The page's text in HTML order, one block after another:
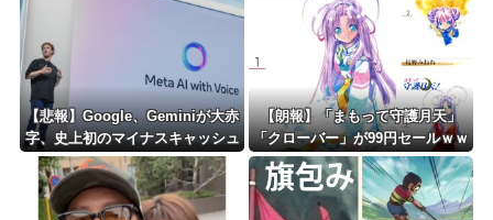
い」東名高速で続いた約1.7キロ
【悲報】Google、Geminiが大赤
字、史上初のマイナスキャッシュ
フローに陥る・・・
【朗報】「まもって守護月天」
「クローバー」が99円セールｗｗ
ｗｗｗｗｗｗｗｗｗｗ